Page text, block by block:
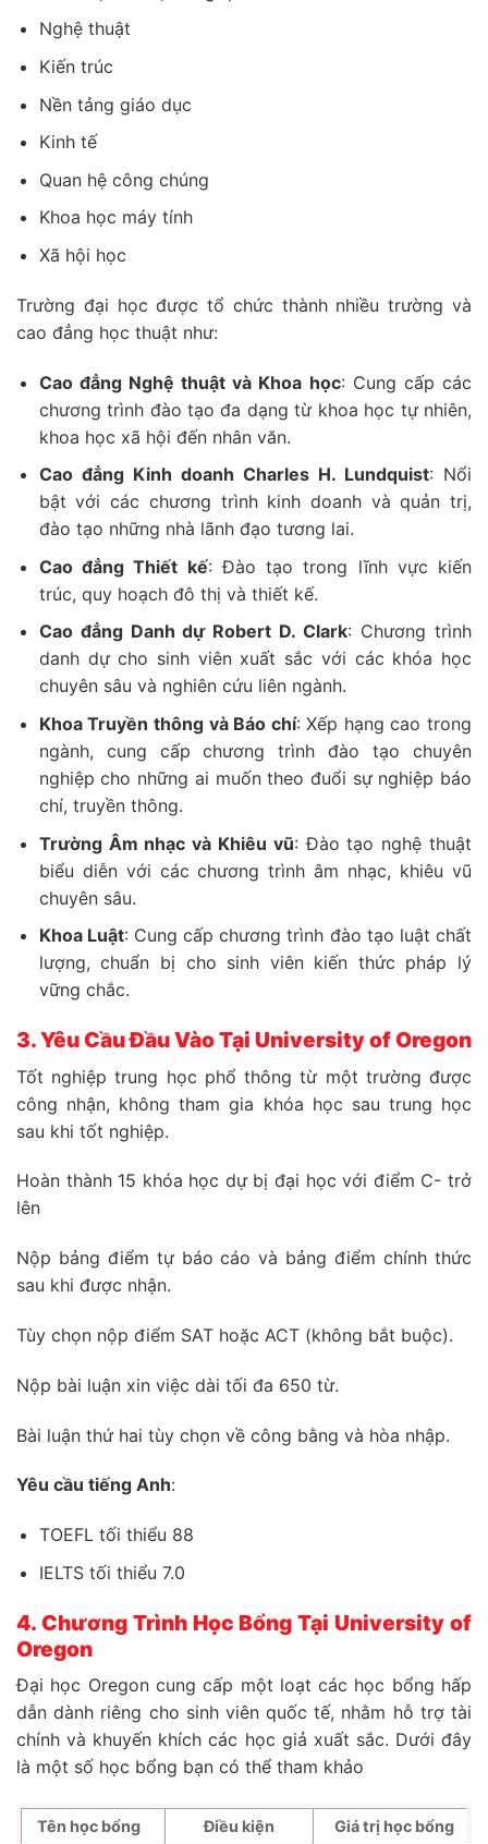
Nghệ thuật
Kiến trúc
Nền tảng giáo dục
Kinh tế
Quan hệ công chúng
Khoa học máy tính
Xã hội học
Trường đại học được tổ chức thành nhiều trường và
cao đẳng học thuật như:
Cao đẳng Nghệ thuật và Khoa học: Cung cấp các
chương trình đào tạo đa dạng từ khoa học tự nhiên,
khoa học xã hội đến nhân văn.
Cao đẳng Kinh doanh Charles H. Lundquist: Nổi
bật với các chương trình kinh doanh và quản trị,
đào tạo những nhà lãnh đạo tương lai.
Cao đẳng Thiết kế: Đào tạo trong lĩnh vực kiến
trúc, quy hoạch đô thị và thiết kế.
Cao đẳng Danh dự Robert D. Clark: Chương trình
danh dự cho sinh viên xuất sắc với các khóa học
chuyên sâu và nghiên cứu liên ngành.
Khoa Truyền thông và Báo chí: Xếp hạng cao trong
ngành, cung cấp chương trình đào tạo chuyên
nghiệp cho những ai muốn theo đuổi sự nghiệp báo
chí, truyền thông.
Trường Âm nhạc và Khiêu vũ: Đào tạo nghệ thuật
biểu diễn với các chương trình âm nhạc, khiêu vũ
chuyên sâu.
Khoa Luật: Cung cấp chương trình đào tạo luật chất
lượng, chuẩn bị cho sinh viên kiến thức pháp lý
vững chắc.
3. Yêu Cầu Đầu Vào Tại University of Oregon
Tốt nghiệp trung học phổ thông từ một trường được
công nhận, không tham gia khóa học sau trung học
sau khi tốt nghiệp.
Hoàn thành 15 khóa học dự bị đại học với điểm C- trở
lên
Nộp bảng điểm tự báo cáo và bảng điểm chính thức
sau khi được nhận.
Tùy chọn nộp điểm SAT hoặc ACT (không bắt buộc).
Nộp bài luận xin việc dài tối đa 650 từ.
Bài luận thứ hai tùy chọn về công bằng và hòa nhập.
Yêu cầu tiếng Anh:
TOEFL tối thiểu 88
IELTS tối thiểu 7.0
4. Chương Trình Học Bổng Tại University of
Oregon
Đại học Oregon cung cấp một loạt các học bổng hấp
dẫn dành riêng cho sinh viên quốc tế, nhằm hỗ trợ tài
chính và khuyến khích các học giả xuất sắc. Dưới đây
là một số học bổng bạn có thể tham khảo
Tên học bổng Điều kiện Giá trị học bổng